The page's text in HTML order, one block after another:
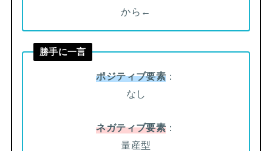
から←
勝手に一言
ポジティブ要素 ：
なし
ネガティブ要素 ：
量産型